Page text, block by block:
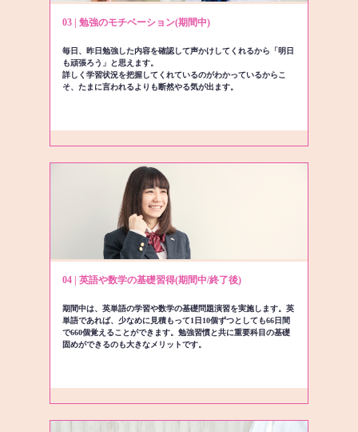
03 | 勉強のモチベーション(期間中)
毎日、昨日勉強した内容を確認して声かけしてくれるから「明日
も頑張ろう」と思えます。
詳しく学習状況を把握してくれているのがわかっているからこ
そ、たまに言われるよりも断然やる気が出ます。
04 | 英語や数学の基礎習得(期間中/終了後)
期間中は、英単語の学習や数学の基礎問題演習を実施します。英
単語であれば、少なめに見積もって1日10個ずつとしても66日間
で660個覚えることができます。勉強習慣と共に重要科目の基礎
固めができるのも大きなメリットです。